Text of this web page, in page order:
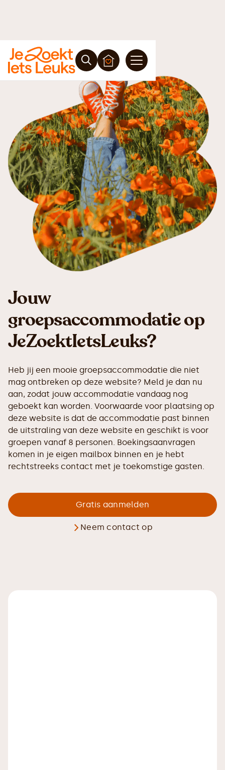
Jouw
groepsaccommodatie op
JeZoektIetsLeuks?
Heb jij een mooie groepsaccommodatie die niet
mag ontbreken op deze website? Meld je dan nu
aan, zodat jouw accommodatie vandaag nog
geboekt kan worden. Voorwaarde voor plaatsing op
deze website is dat de accommodatie past binnen
de uitstraling van deze website en geschikt is voor
groepen vanaf 8 personen. Boekingsaanvragen
komen in je eigen mailbox binnen en je hebt
rechtstreeks contact met je toekomstige gasten.
Gratis aanmelden
Neem contact op